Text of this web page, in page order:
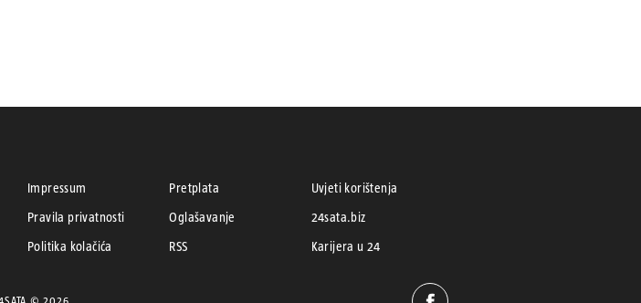
Impressum Pretplata
Uvjeti korištenja
Pravila privatnosti
Oglašavanje
24sata.biz
Politika kolačića
RSS Karijera u 24